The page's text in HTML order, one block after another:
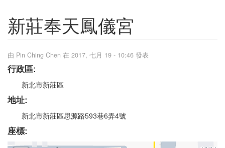
新莊奉天鳳儀宮
由 Pin Ching Chen 在 2017, 七月 19 - 10:46 發表
行政區:
新北市新莊區
地址:
新北市新莊區思源路593巷6弄4號
座標: